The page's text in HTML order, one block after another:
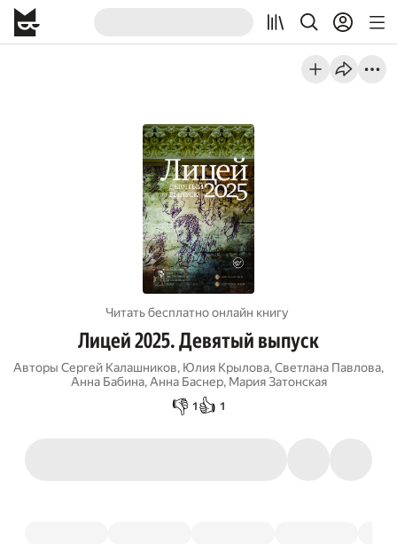
Читать бесплатно онлайн книгу
Лицей 2025. Девятый выпуск
Авторы Сергей Калашников, Юлия Крылова,Светлана Павлова,
Анна Бабина,Анна Баснер, Мария Затонская
👎 1 👍 1